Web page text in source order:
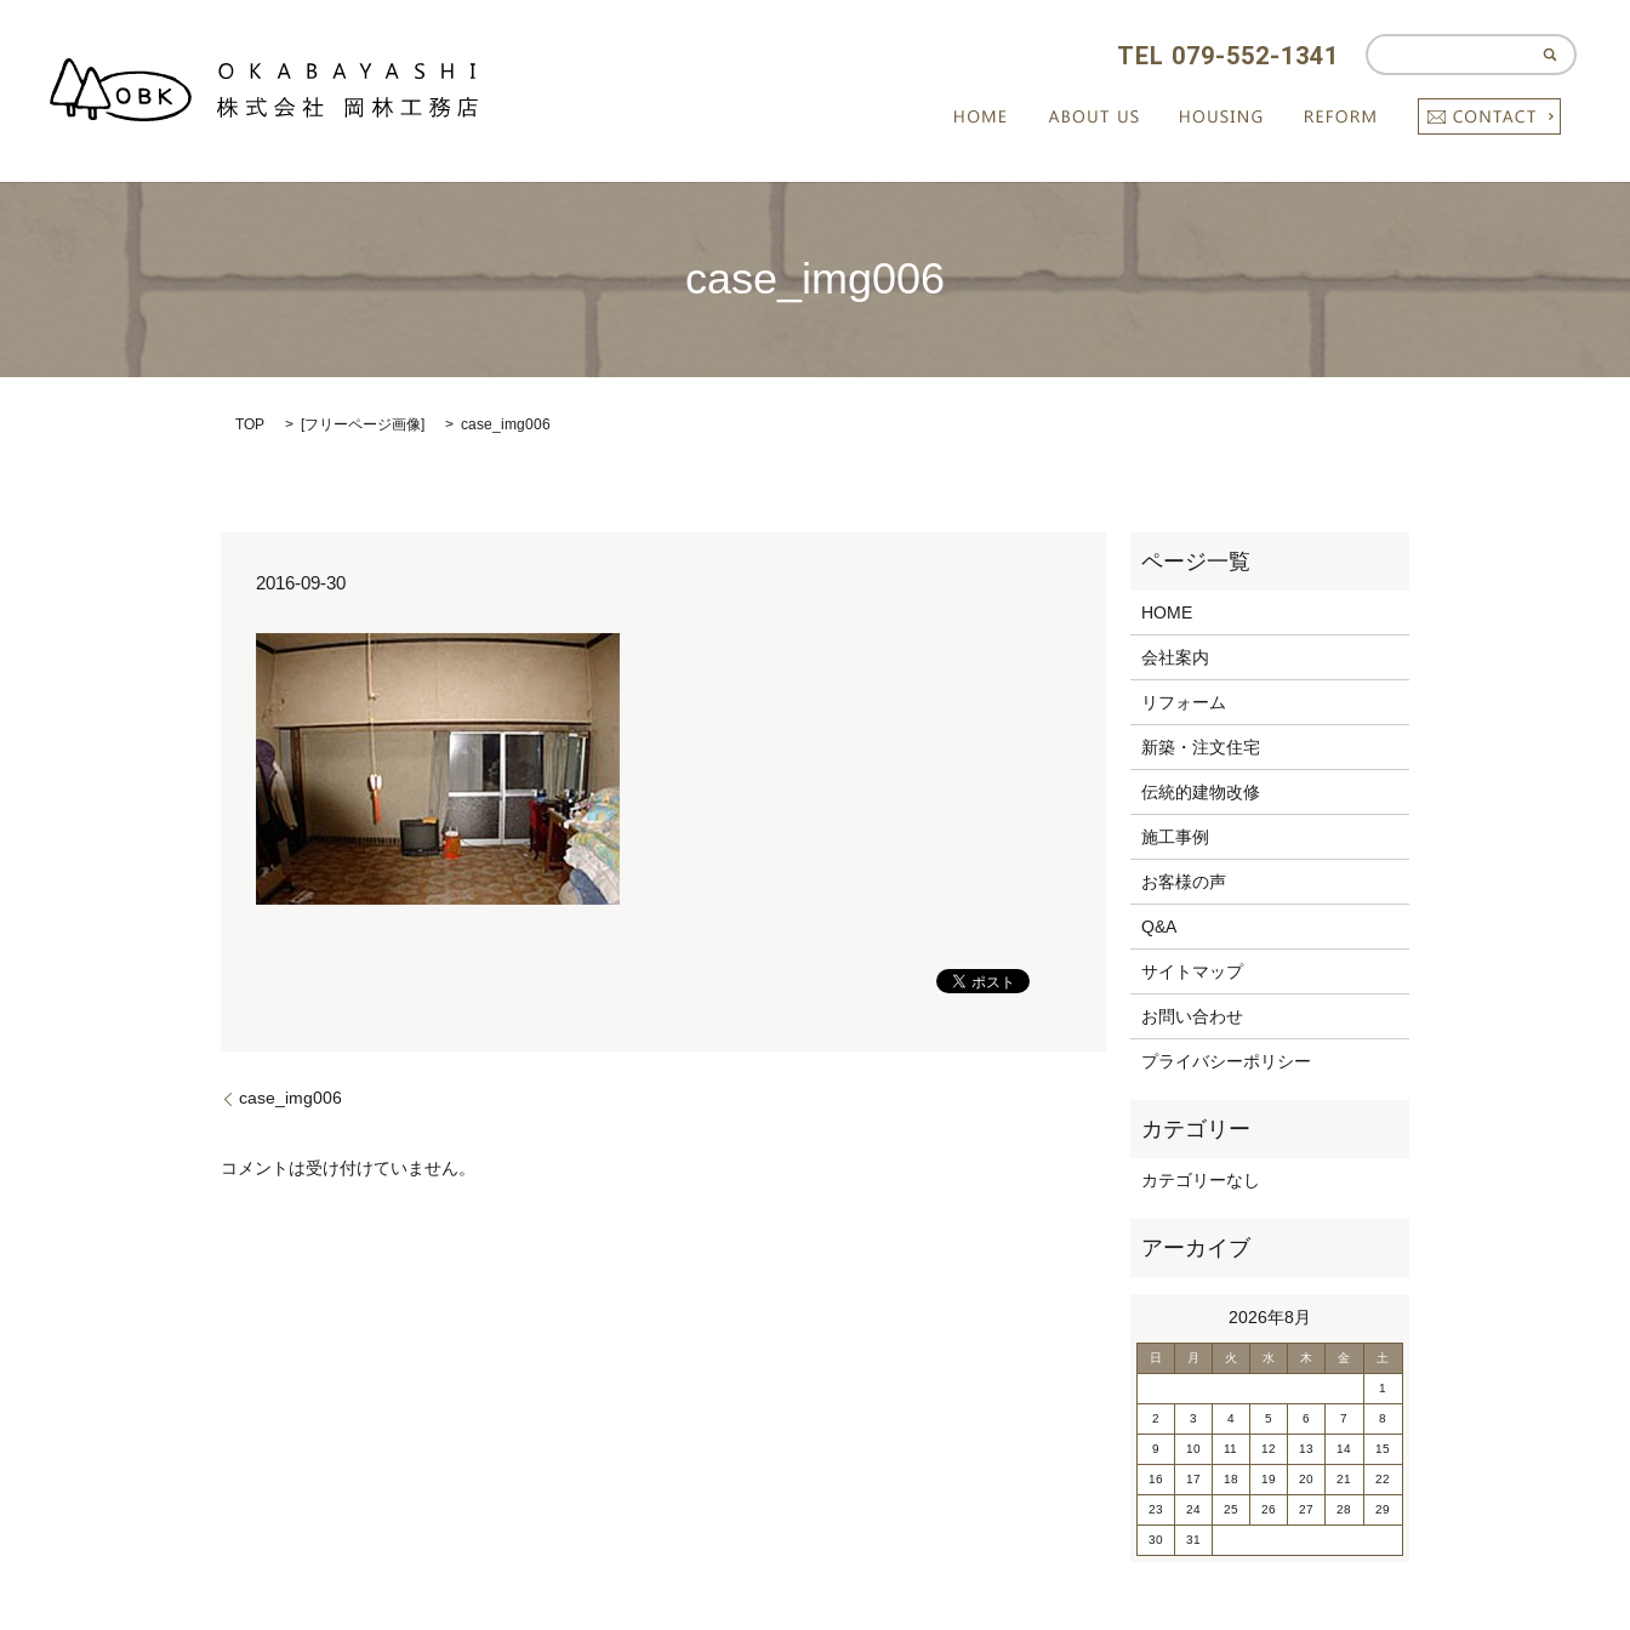
TEL 079-552-1341
HOME ABOUT US HOUSING REFORM
case_img006
TOP [フリーページ画像] case_img006
2016-09-30
case_img006
コメントは受け付けていません。
HOME
会社案内
リフォーム
新築・注文住宅
伝統的建物改修
施工事例
お客様の声
Q&A
サイトマップ
お問い合わせ
プライバシーポリシー
カテゴリーなし
2026年8月
日 月 火 水 木 金 土
1
2 3 4 5 6 7 8
9 10 11 12 13 14 15
16 17 18 19 20 21 22
23 24 25 26 27 28 29
30 31